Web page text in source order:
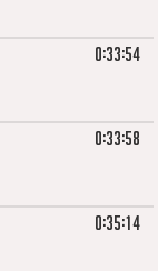
0:33:54
0:33:58
0:35:14